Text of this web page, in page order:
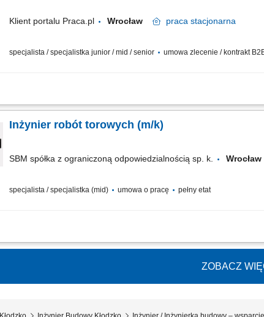
Klient portalu Praca.pl Wrocław praca stacjonarna
specjalista / specjalistka junior / mid / senior umowa zlecenie / kontrakt
Doradztwo techniczne, spotkania i bieżące konsultacje z inwestorami w
Inżynier robót torowych (m/k)
SBM spółka z ograniczoną odpowiedzialnością sp. k.
specjalista / specjalistka (mid) umowa o pracę pełny etat
Twój zakres obowiązków Znajomość dokumentacji budowy w zakresie
ZOBACZ